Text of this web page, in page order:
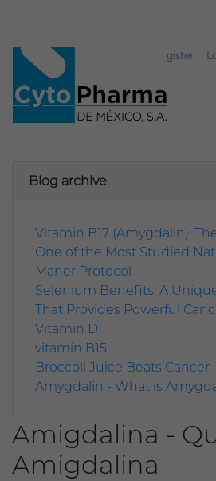
Register
Select Language
Blog archive
Vitamin B17 (Amygdalin):
One of the Most Studied
Maner Protocol
Selenium Benefits: A
That Provides Powerful
Vitamin D
vitamin B15
Broccoli Juice Beats Cancer
Amygdalin - What is
Amigdalina -
Amigdalina